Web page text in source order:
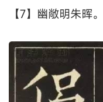
【7】幽敞明朱晖